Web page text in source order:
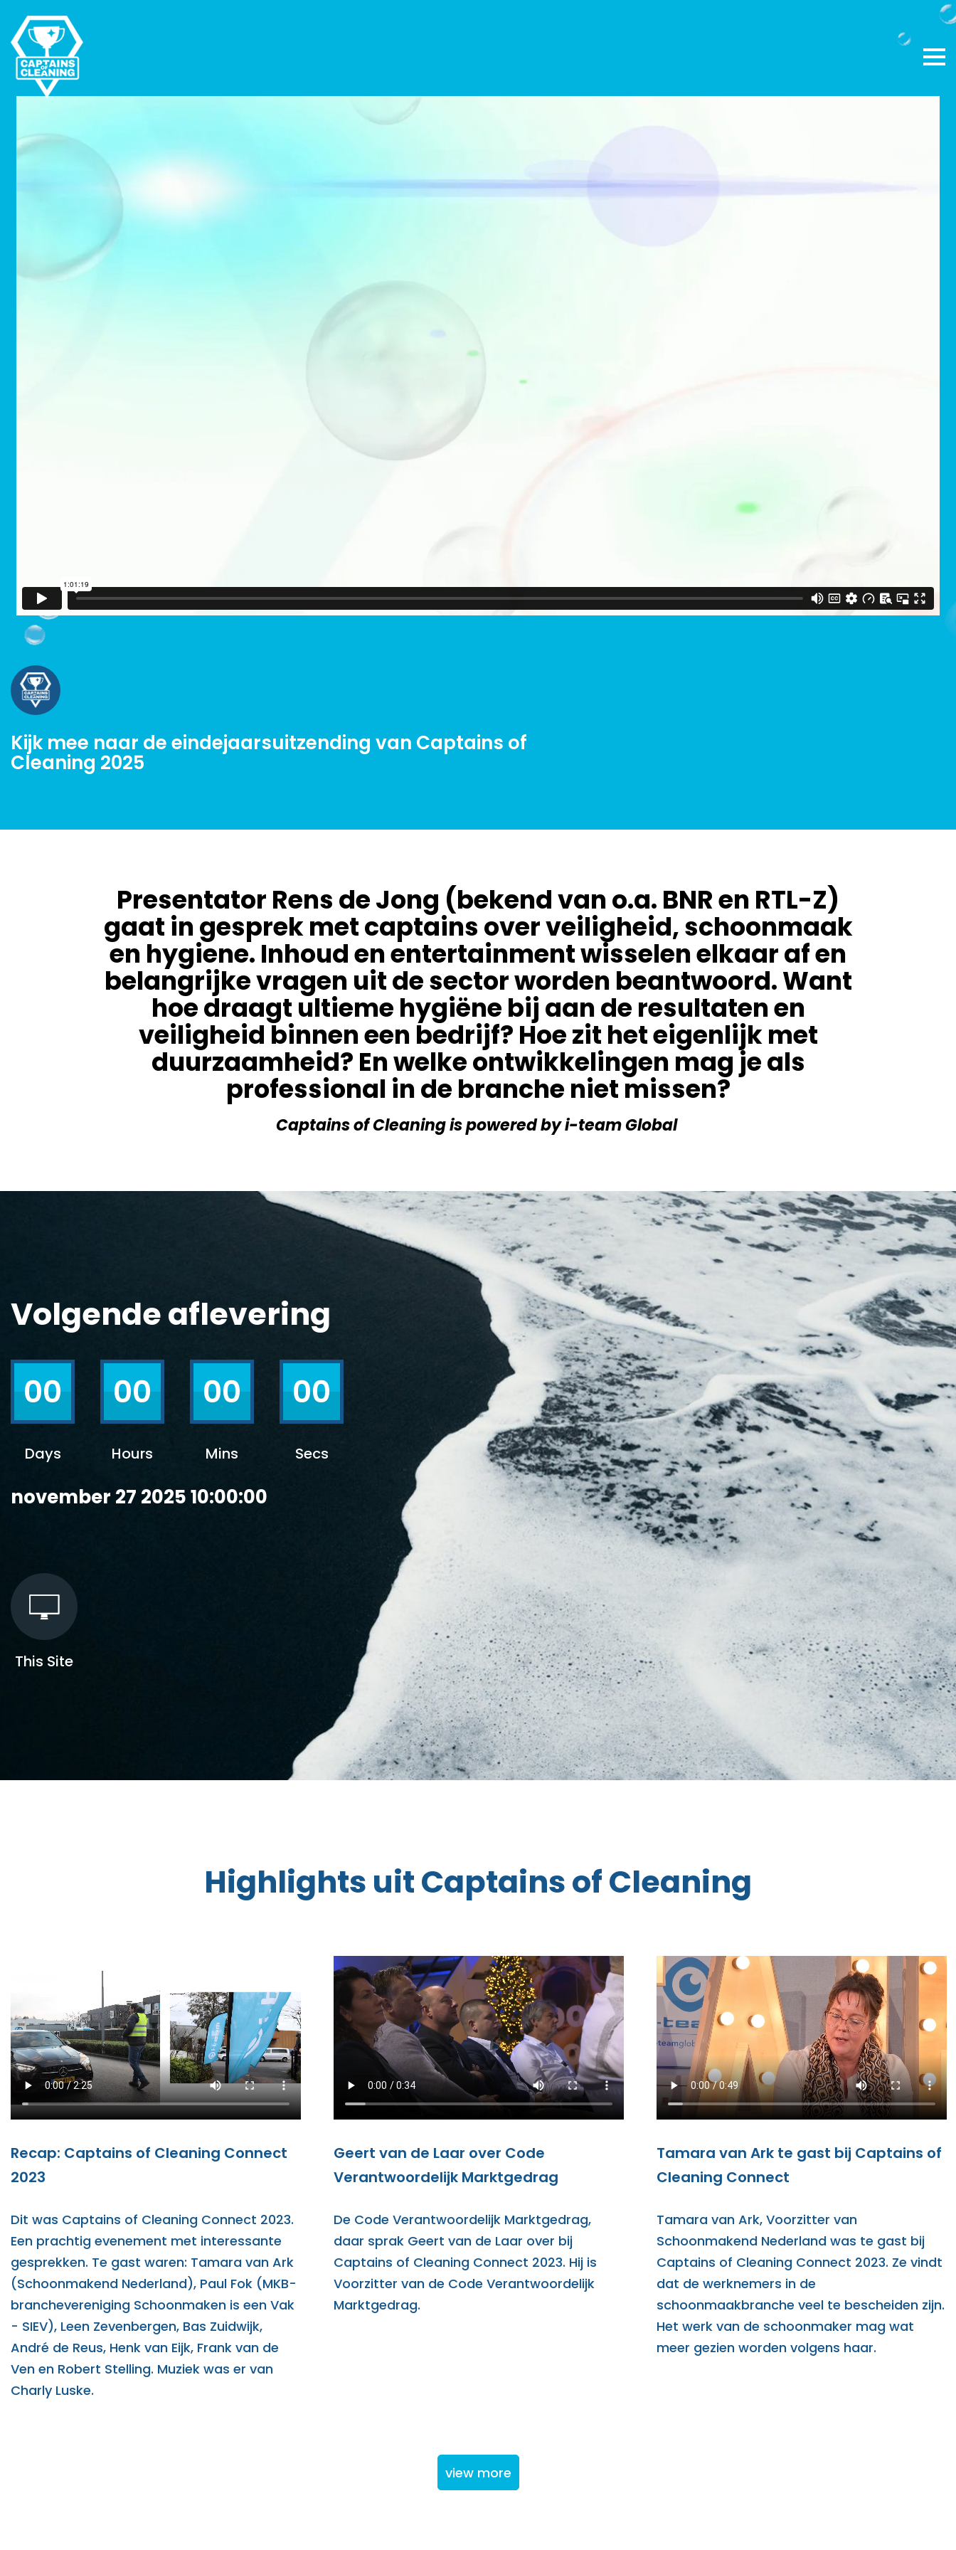
Kijk mee naar de eindejaarsuitzending van Captains of
Cleaning 2025
Presentator Rens de Jong (bekend van o.a. BNR en RTL-Z)
gaat in gesprek met captains over veiligheid, schoonmaak
en hygiene. Inhoud en entertainment wisselen elkaar af en
belangrijke vragen uit de sector worden beantwoord. Want
hoe draagt ultieme hygiëne bij aan de resultaten en
veiligheid binnen een bedrijf? Hoe zit het eigenlijk met
duurzaamheid? En welke ontwikkelingen mag je als
professional in de branche niet missen?
Captains of Cleaning is powered by i-team Global
Volgende aflevering
00
Days
00
Hours
00
Mins
00
Secs
november 27 2025 10:00:00
This Site
Highlights uit Captains of Cleaning
Recap: Captains of Cleaning Connect
2023
Dit was Captains of Cleaning Connect 2023.
Een prachtig evenement met interessante
gesprekken. Te gast waren: Tamara van Ark
(Schoonmakend Nederland), Paul Fok (MKB-
branchevereniging Schoonmaken is een Vak
- SIEV), Leen Zevenbergen, Bas Zuidwijk,
André de Reus, Henk van Eijk, Frank van de
Ven en Robert Stelling. Muziek was er van
Charly Luske.
Geert van de Laar over Code
Verantwoordelijk Marktgedrag
De Code Verantwoordelijk Marktgedrag,
daar sprak Geert van de Laar over bij
Captains of Cleaning Connect 2023. Hij is
Voorzitter van de Code Verantwoordelijk
Marktgedrag.
Tamara van Ark te gast bij Captains of
Cleaning Connect
Tamara van Ark, Voorzitter van
Schoonmakend Nederland was te gast bij
Captains of Cleaning Connect 2023. Ze vindt
dat de werknemers in de
schoonmaakbranche veel te bescheiden zijn.
Het werk van de schoonmaker mag wat
meer gezien worden volgens haar.
view more